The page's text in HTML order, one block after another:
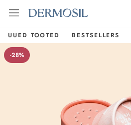
UUED TOOTED BESTSELLERS
-28%